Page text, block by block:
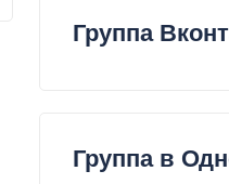
Группа
Группа в